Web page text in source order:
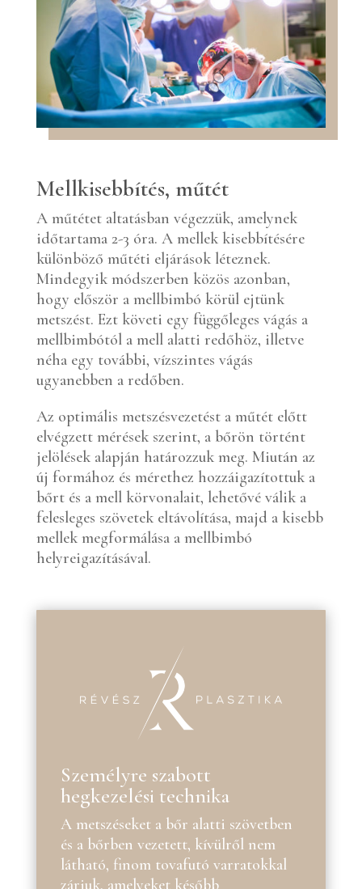
Mellkisebbítés, műtét
A műtétet altatásban végezzük, amelynek
időtartama 2-3 óra. A mellek kisebbítésére
különböző műtéti eljárások léteznek.
Mindegyik módszerben közös azonban,
hogy először a mellbimbó körül ejtünk
metszést. Ezt követi egy függőleges vágás a
mellbimbótól a mell alatti redőhöz, illetve
néha egy további, vízszintes vágás
ugyanebben a redőben.
Az optimális metszésvezetést a műtét előtt
elvégzett mérések szerint, a bőrön történt
jelölések alapján határozzuk meg. Miután az
új formához és mérethez hozzáigazítottuk a
bőrt és a mell körvonalait, lehetővé válik a
felesleges szövetek eltávolítása, majd a kisebb
mellek megformálása a mellbimbó
helyreigazításával.
Személyre szabott
hegkezelési technika
A metszéseket a bőr alatti szövetben
és a bőrben vezetett, kívülről nem
látható, finom tovafutó varratokkal
zárjuk, amelyeket később